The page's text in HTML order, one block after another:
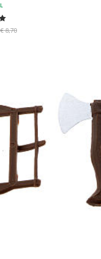
€ 8,70